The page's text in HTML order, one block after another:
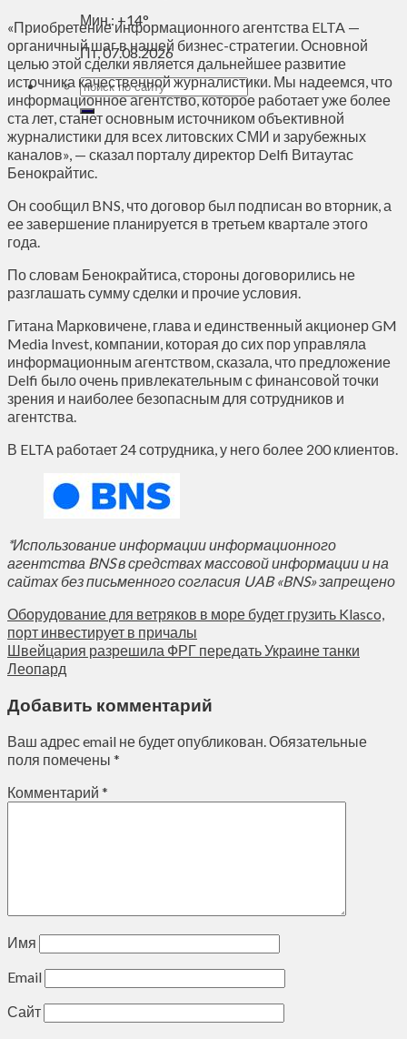
Мин.: +14°
Пт, 07.08.2026
«Приобретение информационного агентства ELTA —
органичный шаг в нашей бизнес-стратегии. Основной
целью этой сделки является дальнейшее развитие
источника качественной журналистики. Мы надеемся, что
информационное агентство, которое работает уже более
ста лет, станет основным источником объективной
журналистики для всех литовских СМИ и зарубежных
каналов», — сказал порталу директор Delfi Витаутас
Бенокрайтис.
Он сообщил BNS, что договор был подписан во вторник, а
ее завершение планируется в третьем квартале этого
года.
По словам Бенокрайтиса, стороны договорились не
разглашать сумму сделки и прочие условия.
Гитана Марковичене, глава и единственный акционер GM
Media Invest, компании, которая до сих пор управляла
информационным агентством, сказала, что предложение
Delfi было очень привлекательным с финансовой точки
зрения и наиболее безопасным для сотрудников и
агентства.
В ELTA работает 24 сотрудника, у него более 200 клиентов.
*Использование информации информационного
агентства BNS в средствах массовой информации и на
сайтах без письменного согласия UAB «BNS» запрещено
Оборудование для ветряков в море будет грузить Klasco,
порт инвестирует в причалы
Швейцария разрешила ФРГ передать Украине танки
Леопард
Добавить комментарий
Ваш адрес email не будет опубликован.Обязательные
поля помечены *
Комментарий *
Имя
Email
Сайт